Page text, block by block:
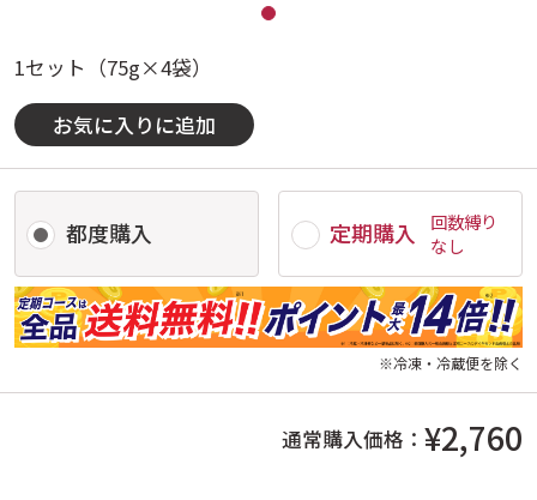
1セット（75g×4袋）
お気に入りに追加
都度購入 定期購入
回数縛り
なし
※冷凍・冷蔵便を除く
通常購入価格：¥2,760